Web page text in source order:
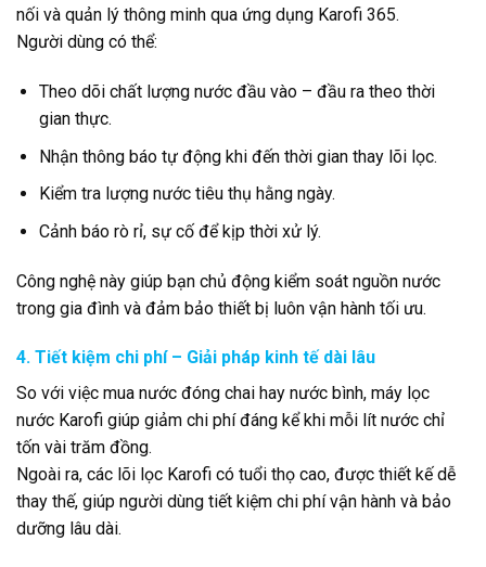
nối và quản lý thông minh qua ứng dụng Karofi 365.
Người dùng có thể:
Theo dõi chất lượng nước đầu vào – đầu ra theo thời
gian thực.
Nhận thông báo tự động khi đến thời gian thay lõi lọc.
Kiểm tra lượng nước tiêu thụ hằng ngày.
Cảnh báo rò rỉ, sự cố để kịp thời xử lý.
Công nghệ này giúp bạn chủ động kiểm soát nguồn nước
trong gia đình và đảm bảo thiết bị luôn vận hành tối ưu.
4. Tiết kiệm chi phí – Giải pháp kinh tế dài lâu
So với việc mua nước đóng chai hay nước bình, máy lọc
nước Karofi giúp giảm chi phí đáng kể khi mỗi lít nước chỉ
tốn vài trăm đồng.
Ngoài ra, các lõi lọc Karofi có tuổi thọ cao, được thiết kế dễ
thay thế, giúp người dùng tiết kiệm chi phí vận hành và bảo
dưỡng lâu dài.